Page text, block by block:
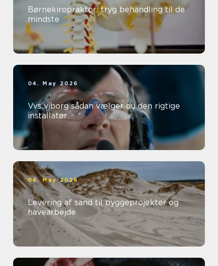
Børnekiropraktor: tryg behandling til de
mindste
04. May 2026
Vvs viborg sådan vælger du den rigtige
installatør
04. May 2026
Levering af sand til byggeprojekter og
havearbejde